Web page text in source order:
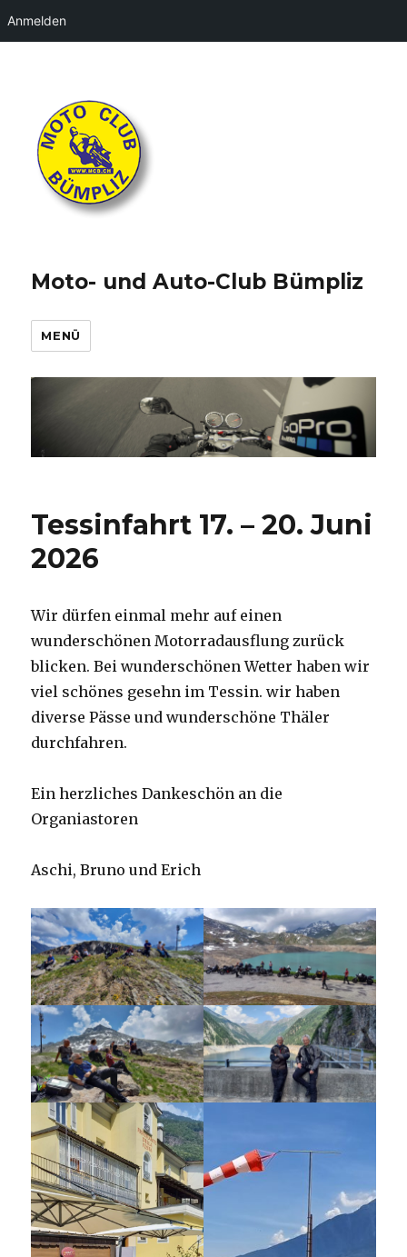
Anmelden
Moto- und Auto-Club Bümpliz
MENÜ
Tessinfahrt 17. – 20. Juni
2026
Wir dürfen einmal mehr auf einen
wunderschönen Motorradausflung zurück
blicken. Bei wunderschönen Wetter haben wir
viel schönes gesehn im Tessin. wir haben
diverse Pässe und wunderschöne Thäler
durchfahren.
Ein herzliches Dankeschön an die
Organiastoren
Aschi, Bruno und Erich